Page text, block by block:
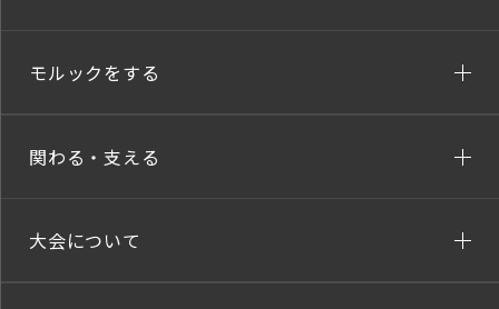
モルックをする
関わる・支える
大会について